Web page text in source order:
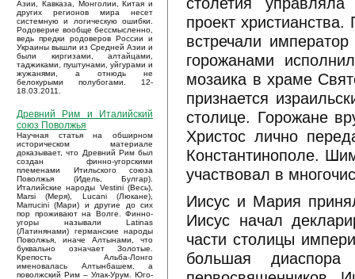
Азии, Кавказа, Монголии, Китая и
других регионов мира несет
системную и логическую ошибки.
Родоверие вообще бессмысленно,
ведь предки родоверов России и
Украины вышли из Средней Азии и
были киргизами, алтайцами,
таджиками, пуштунами, уйгурами и
жужанями, а отнюдь не
белокурыми полубогами. 12-
18.03.2011.
Древний Рим и Италийский
союз Поволжья
Научная статья на обширном
историческом материале
доказывает, что Древний Рим был
создан финно-угорскими
племенами Итильского союза
Поволжья (Идель, Булгар).
Италийские народы Vestini (Весь),
Marsi (Меря), Lucani (Люкане),
Marrucini (Мари) и другие до сих
пор проживают на Волге. Финно-
угоры называли Latinas
(Латинянами) германские народы
Поволжья, иначе Алтынами, что
буквально означает Золотые.
Крепость Альба-Лонго
именовалась Алтынбашем, а
поволжский Рим – Улак-Урум. Юго-
проект
встречали
горожанами
мозаика в храме
признается
столице. Горожане
Христос лично
Константинополе.
участвовал в
Иисус и Мария
Иисус начал
части столицы
большая